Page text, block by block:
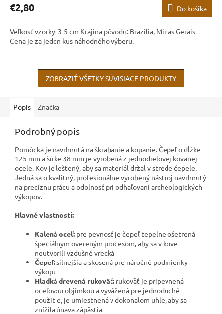
€2,80 Do košíka
Veľkosť vzorky: 3-5 cm Krajina pôvodu: Brazília, Minas Gerais
Cena je za jeden kus náhodného výberu.
ZOBRAZIŤ VŠETKY SÚVISIACE PRODUKTY
Popis Značka
Podrobný popis
Pomôcka je navrhnutá na škrabanie a kopanie. Čepeľ o dĺžke
125 mm a šírke 38 mm je vyrobená z jednodielovej kovanej
ocele. Kov je leštený, aby sa materiál držal v strede čepele.
Jedná sa o kvalitný, profesionálne vyrobený nástroj navrhnutý
na precíznu prácu a odolnosť pri odhaľovaní archeologických
výkopov.
Hlavné vlastnosti:
Kalená oceľ: pre pevnosť je čepeľ tepelne ošetrená
špeciálnym overeným procesom, aby sa v kove
neutvorili vzdušné vrecká
Čepeľ:silnejšia a skosená pre náročné podmienky
výkopu
Hladká drevená rukoväť: rukoväť je pripevnená
oceľovou objímkou a vyvážená pre jednoduché
použitie, je umiestnená v dokonalom uhle, aby sa
znížila únava zápästia